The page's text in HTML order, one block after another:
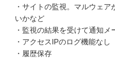
・サイトの監視。マルウェ
いかなど
・監視の結果を受けて通知メ
・アクセスIPのログ機能なし
・履歴保存